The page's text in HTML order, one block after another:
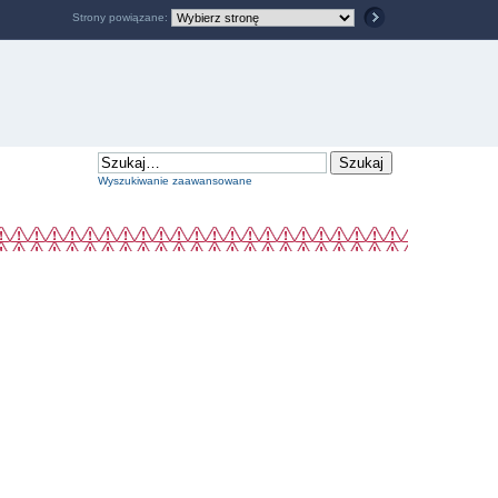
Wyszukiwanie zaawansowane
Strony powiązane: